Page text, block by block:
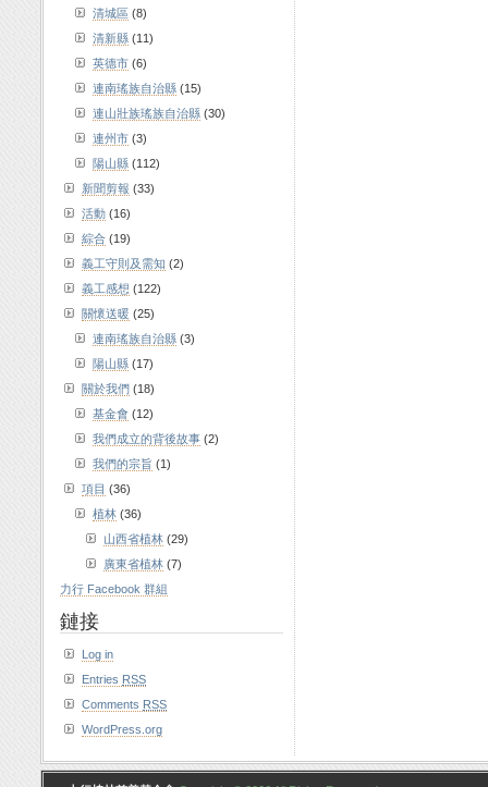
清城區 (8)
清新縣 (11)
英德市 (6)
連南瑤族自治縣 (15)
連山壯族瑤族自治縣 (30)
連州市 (3)
陽山縣 (112)
新聞剪報 (33)
活動 (16)
綜合 (19)
義工守則及需知 (2)
義工感想 (122)
關懷送暖 (25)
連南瑤族自治縣 (3)
陽山縣 (17)
關於我們 (18)
基金會 (12)
我們成立的背後故事 (2)
我們的宗旨 (1)
項目 (36)
植林 (36)
山西省植林 (29)
廣東省植林 (7)
力行 Facebook 群組
鏈接
Log in
Entries RSS
Comments RSS
WordPress.org